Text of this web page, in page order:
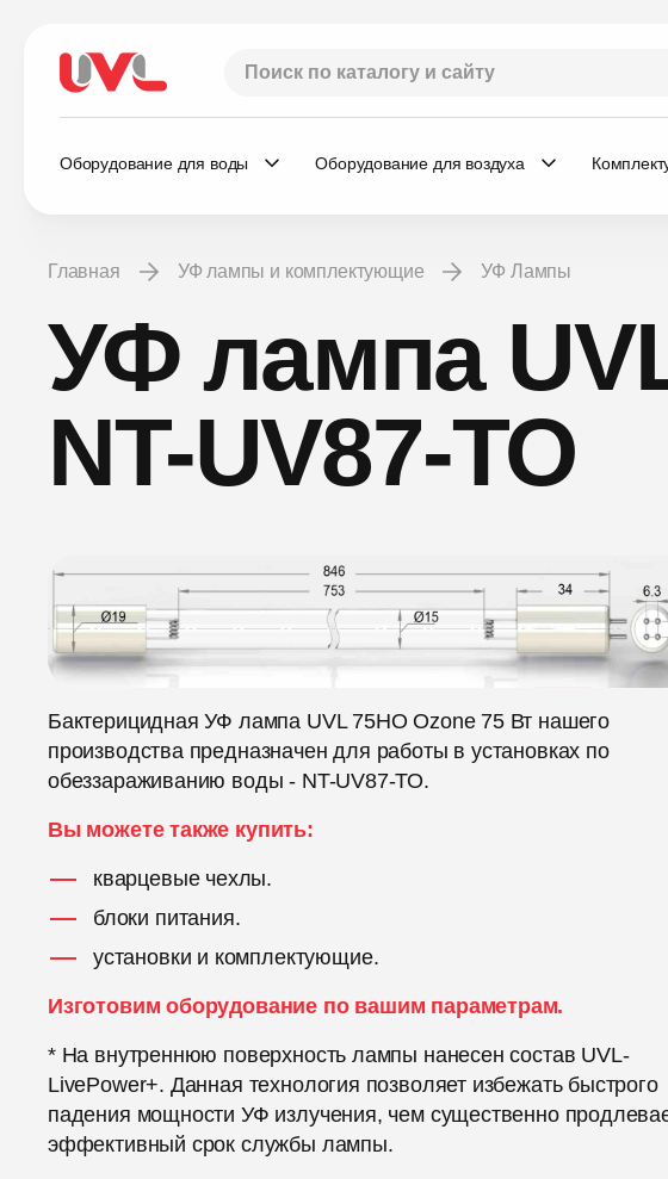
Оборудование для воды Оборудование для воздуха
Главная УФ лампы и комплектующие УФ Лампы
УФ лампа
NT-UV87-ТО
Бактерицидная УФ лампа UVL 75HO Ozone 75 Вт нашего
производства предназначен для работы в установках по
обеззараживанию воды - NT-UV87-ТО.
Вы можете также купить:
кварцевые чехлы.
блоки питания.
установки и комплектующие.
Изготовим оборудование по вашим параметрам.
* На внутреннюю поверхность лампы нанесен состав UVL-
LivePower+. Данная технология позволяет избежать быстрого
падения мощности УФ излучения, чем существенно
эффективный срок службы лампы.